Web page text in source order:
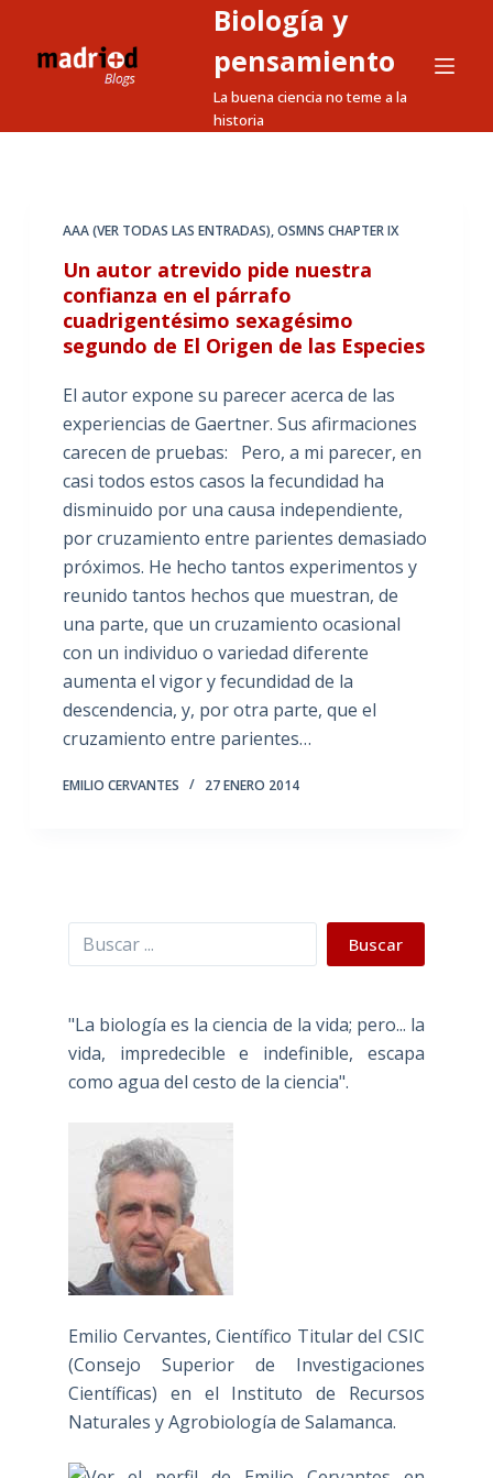
a
Biología y
pensamiento
La buena ciencia no teme a la
historia
AAA (VER TODAS LAS ENTRADAS),OSMNS CHAPTER IX
Un autor atrevido pide nuestra
confianza en el párrafo
cuadrigentésimo sexagésimo
segundo de El Origen de las Especies
El autor expone su parecer acerca de las
experiencias de Gaertner. Sus afirmaciones
carecen de pruebas: Pero, a mi parecer, en
casi todos estos casos la fecundidad ha
disminuido por una causa independiente,
por cruzamiento entre parientes demasiado
próximos. He hecho tantos experimentos y
reunido tantos hechos que muestran, de
una parte, que un cruzamiento ocasional
con un individuo o variedad diferente
aumenta el vigor y fecundidad de la
descendencia, y, por otra parte, que el
cruzamiento entre parientes…
EMILIO CERVANTES 27 ENERO 2014
Buscar Buscar
"La biología es la ciencia de la vida; pero... la
vida, impredecible e indefinible, escapa
como agua del cesto de la ciencia".
Emilio Cervantes, Científico Titular del CSIC
(Consejo Superior de Investigaciones
Científicas) en el Instituto de Recursos
Naturales y Agrobiología de Salamanca.